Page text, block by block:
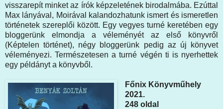
visszarepít minket az írók képzeletének birodalmába. Ezúttal
Max lányával, Moirával kalandozhatunk ismert és ismeretlen
történetek szereplői között. Egy vegyes turné keretében egy
bloggerünk elmondja a véleményét az első könyvről
(Képtelen történet), négy bloggerünk pedig az új könyvet
véleményezi. Természetesen a turné végén ti is nyerhettek
egy példányt a könyvből.
Főnix Könyvműhely
2021.
248 oldal